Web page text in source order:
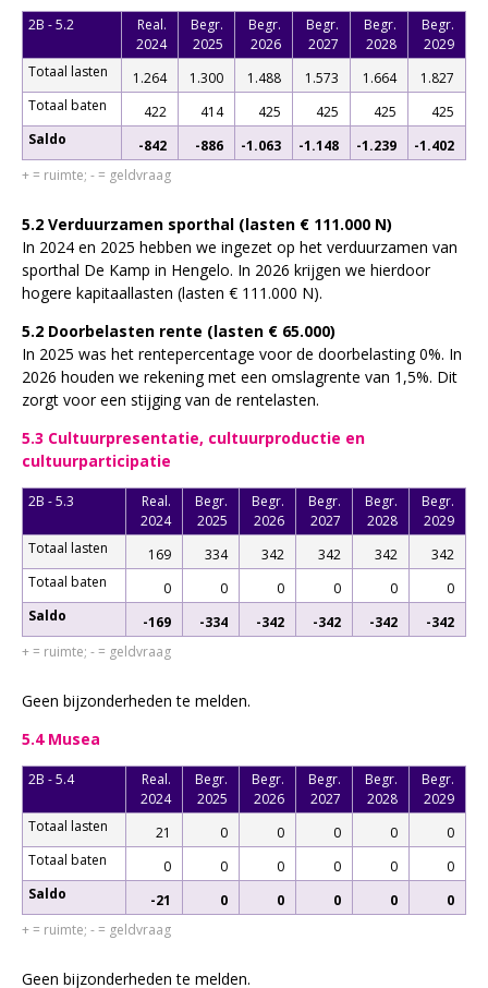
2B - 5.2
Real.
2024
Begr.
2025
Begr.
2026
Begr.
2027
Begr.
2028
Begr.
2029
Totaal lasten
1.264 1.300 1.488 1.573 1.664
1.827
Totaal baten
422 414 425 425 425
425
Saldo
-842 -886 -1.063 -1.148 -1.239
-1.402
+ = ruimte; - = geldvraag
5.2 Verduurzamen sporthal (lasten € 111.000 N)
In 2024 en 2025 hebben we ingezet op het verduurzamen van
sporthal De Kamp in Hengelo. In 2026 krijgen we hierdoor
hogere kapitaallasten (lasten € 111.000 N).
5.2 Doorbelasten rente (lasten € 65.000)
In 2025 was het rentepercentage voor de doorbelasting 0%. In
2026 houden we rekening met een omslagrente van 1,5%. Dit
zorgt voor een stijging van de rentelasten.
5.3 Cultuurpresentatie, cultuurproductie en
cultuurparticipatie
2B - 5.3
Real.
2024
Begr.
2025
Begr.
2026
Begr.
2027
Begr.
2028
Begr.
2029
Totaal lasten
169 334 342 342 342
342
Totaal baten
0 0 0 0 0
0
Saldo
-169 -334 -342 -342 -342
-342
+ = ruimte; - = geldvraag
Geen bijzonderheden te melden.
5.4 Musea
2B - 5.4
Real.
2024
Begr.
2025
Begr.
2026
Begr.
2027
Begr.
2028
Begr.
2029
Totaal lasten
21 0 0 0 0
0
Totaal baten
0 0 0 0 0
0
Saldo
-21 0 0 0 0
0
+ = ruimte; - = geldvraag
Geen bijzonderheden te melden.